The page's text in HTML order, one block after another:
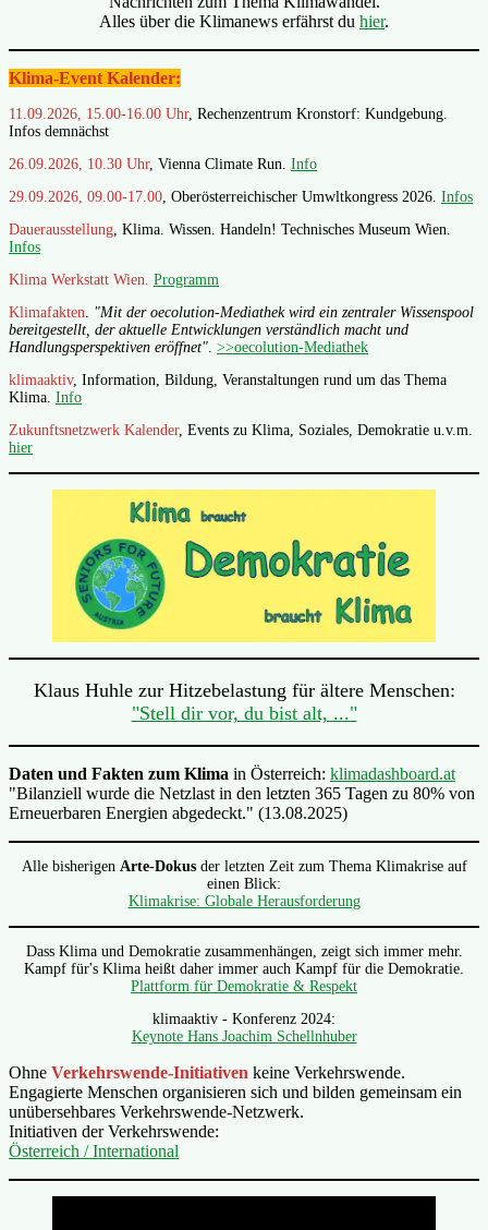
Alles über die Klimanews erfährst du hier.
Klima-Event Kalender:
11.09.2026, 15.00-16.00 Uhr, Rechenzentrum Kronstorf: Kundgebung.
Infos demnächst
26.09.2026, 10.30 Uhr, Vienna Climate Run. Info
29.09.2026, 09.00-17.00 , Oberösterreichischer Umwltkongress 2026. Infos
Dauerausstellung , Klima. Wissen. Handeln! Technisches Museum Wien.
Infos
Klima Werkstatt Wien. Programm
Klimafakten
"Mit der oecolution-Mediathek wird ein zentraler Wissenspool
bereitgestellt, der aktuelle Entwicklungen verständlich macht und
Handlungsperspektiven eröffnet" >>oecolution-Mediathek
klimaaktiv, Information, Bildung, Veranstaltungen rund um das Thema
Klima. Info
Zukunftsnetzwerk Kalender, Events zu Klima, Soziales, Demokratie u.v.m.
hier
Klaus Huhle zur Hitzebelastung für ältere Menschen:
"Stell dir vor, du bist alt, ..."
Daten und Fakten zum Klima in Österreich: klimadashboard.at
"Bilanziell wurde die Netzlast in den letzten 365 Tagen zu 80% von
Erneuerbaren Energien abgedeckt." (13.08.2025)
Alle bisherigen Arte-Dokusder letzten Zeit zum Thema Klimakrise auf
einen Blick:
Klimakrise: Globale Herausforderung
Dass Klima und Demokratie zusammenhängen, zeigt sich immer mehr.
Kampf für's Klima heißt daher immer auch Kampf für die Demokratie.
Plattform für Demokratie & Respekt
klimaaktiv - Konferenz 2024:
Keynote Hans Joachim Schellnhuber
Ohne Verkehrswende-Initiativen keine Verkehrswende.
Engagierte Menschen organisieren sich und bilden gemeinsam ein
unübersehbares Verkehrswende-Netzwerk.
Initiativen der Verkehrswende:
Österreich / International